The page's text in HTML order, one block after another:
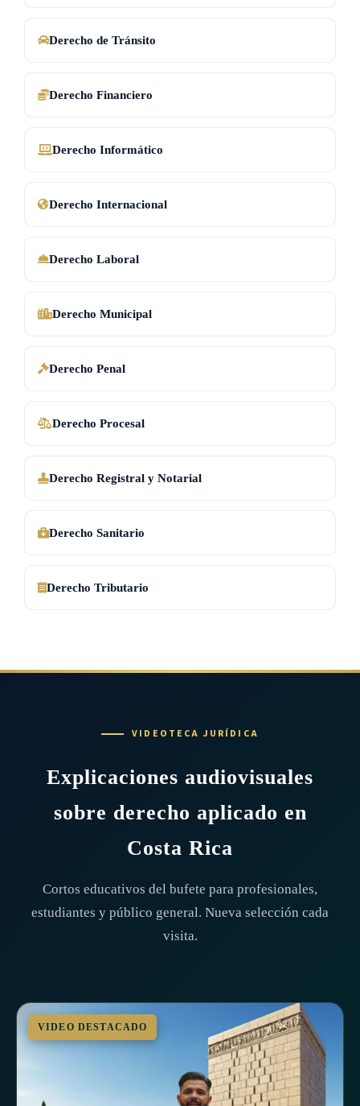
Derecho de Tránsito
Derecho Financiero
Derecho Informático
Derecho Internacional
Derecho Laboral
Derecho Municipal
Derecho Penal
Derecho Procesal
Derecho Registral y Notarial
Derecho Sanitario
Derecho Tributario
VIDEOTECA JURÍDICA
Explicaciones audiovisuales
sobre derecho aplicado en
Costa Rica
Cortos educativos del bufete para profesionales,
estudiantes y público general. Nueva selección cada
visita.
VIDEO DESTACADO